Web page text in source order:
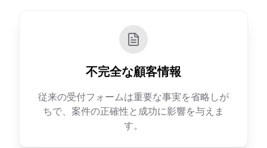
不完全な顧客情報
従来の受付フォームは重要な事実を省略しが
ちで、案件の正確性と成功に影響を与えま
す。